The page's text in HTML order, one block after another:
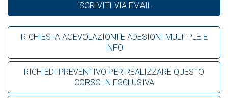
ISCRIVITI VIA EMAIL
RICHIESTA AGEVOLAZIONI E ADESIONI MULTIPLE E
INFO
RICHIEDI PREVENTIVO PER REALIZZARE QUESTO
CORSO IN ESCLUSIVA